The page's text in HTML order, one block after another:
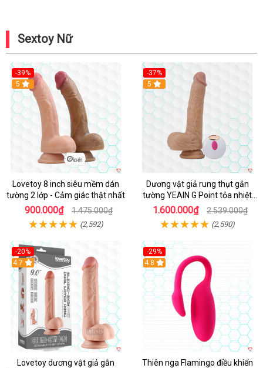
Sextoy Nữ
-39%
Hot
5
Lovetoy 8 inch siêu mềm dán
tường 2 lớp - Cảm giác thật nhất
900.000₫ 1.475.000₫
(2,592)
-37%
5
Dương vật giả rung thụt gắn
tường YEAIN G Point tỏa nhiệt
điều khiển từ xa
1.600.000₫ 2.539.000₫
(2,590)
-20%
Hot
4.7
Lovetoy dương vật giả gắn
-29%
Hot
4.8
Thiên nga Flamingo điều khiển